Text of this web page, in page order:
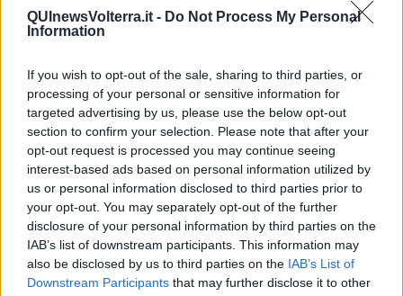
QUInewsVolterra.it - Do Not Process My Personal
Information
If you wish to opt-out of the sale, sharing to third parties, or
processing of your personal or sensitive information for
targeted advertising by us, please use the below opt-out
section to confirm your selection. Please note that after your
opt-out request is processed you may continue seeing
interest-based ads based on personal information utilized by
us or personal information disclosed to third parties prior to
your opt-out. You may separately opt-out of the further
disclosure of your personal information by third parties on the
IAB’s list of downstream participants. This information may
also be disclosed by us to third parties on the IAB’s List of
Downstream Participants that may further disclose it to other
VOLTERRA —Alle 16,45 alla squadra dei vigili del fuoco di Saline,
insieme ad una di Siena e ai volontari della Regione, è intervenuta
nel Comune di Volterra in località Monte Miccioli Borgo Lisci per un
incendio di bosco e sterpaglie che ha interessato una superficie di
100 ettari.
Le operazioni di bonifica sono continuate anche dopo le 20.